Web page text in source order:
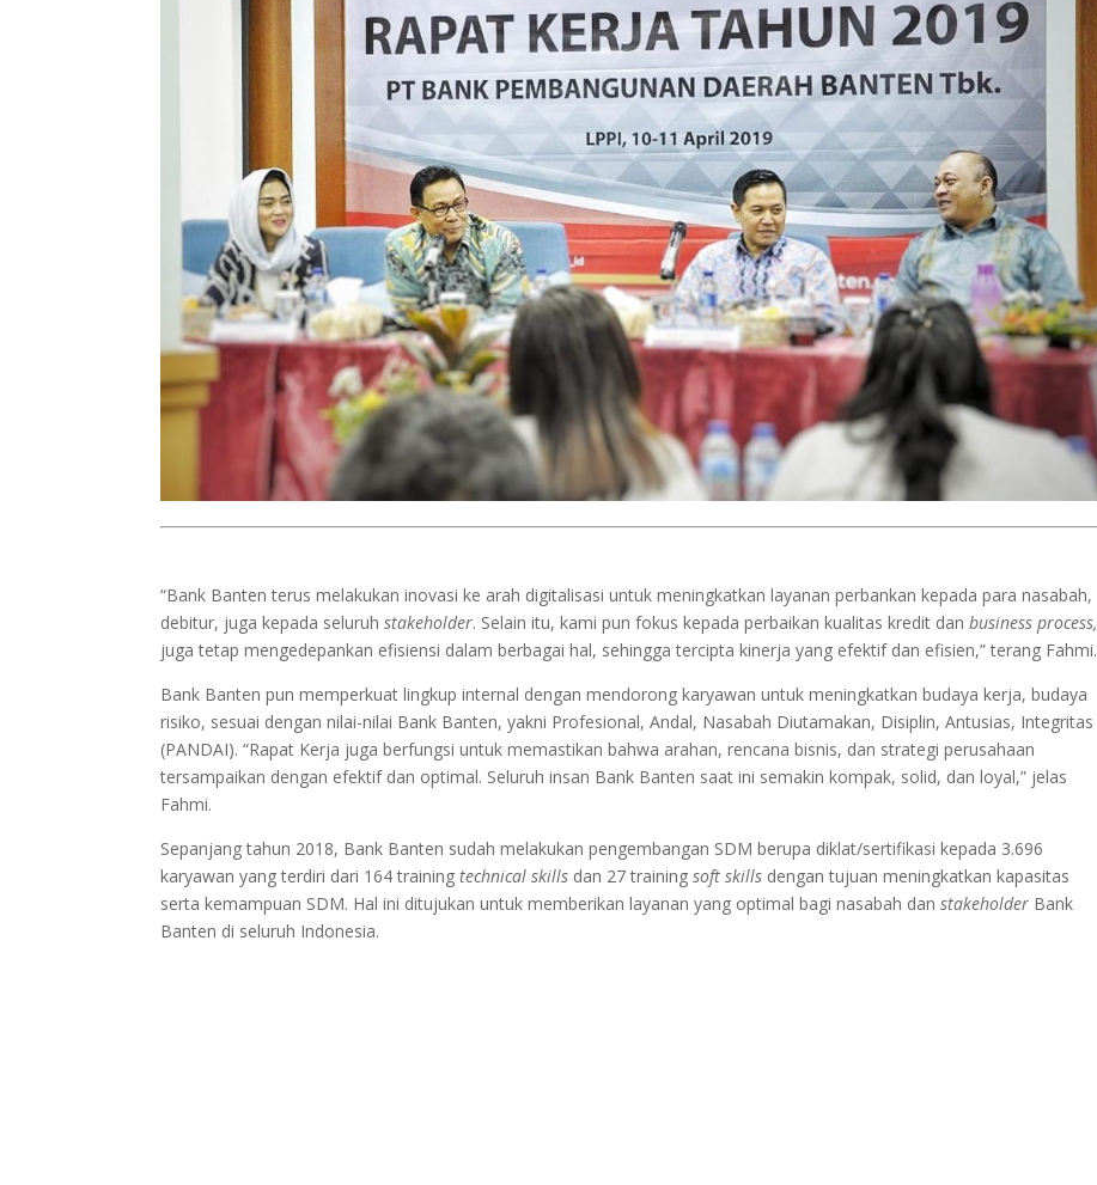
“Bank Banten terus melakukan inovasi ke arah digitalisasi untuk meningkatkan layanan perbankan kepada para nasabah,
debitur, juga kepada seluruhstakeholder. Selain itu, kami pun fokus kepada perbaikan kualitas kredit danbusiness process,
juga tetap mengedepankan efisiensi dalam berbagai hal, sehingga tercipta kinerja yang efektif dan efisien,” terang Fahmi.
Bank Banten pun memperkuat lingkup internal dengan mendorong karyawan untuk meningkatkan budaya kerja, budaya
risiko, sesuai dengan nilai-nilai Bank Banten, yakni Profesional, Andal, Nasabah Diutamakan, Disiplin, Antusias, Integritas
(PANDAI). “Rapat Kerja juga berfungsi untuk memastikan bahwa arahan, rencana bisnis, dan strategi perusahaan
tersampaikan dengan efektif dan optimal. Seluruh insan Bank Banten saat ini semakin kompak, solid, dan loyal,” jelas
Fahmi.
Sepanjang tahun 2018, Bank Banten sudah melakukan pengembangan SDM berupa diklat/sertifikasi kepada 3.696
karyawan yang terdiri dari 164 trainingtechnical skills dan 27 trainingsoft skills dengan tujuan meningkatkan kapasitas
serta kemampuan SDM. Hal ini ditujukan untuk memberikan layanan yang optimal bagi nasabah danstakeholder Bank
Banten di seluruh Indonesia.